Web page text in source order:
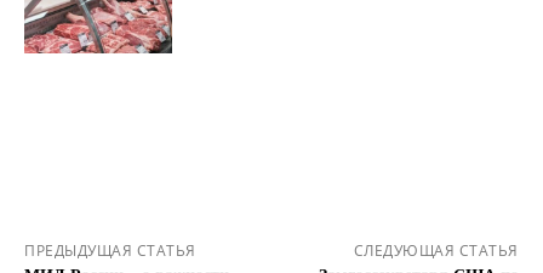
ПРЕДЫДУЩАЯ СТАТЬЯ СЛЕДУЮЩАЯ СТАТЬЯ